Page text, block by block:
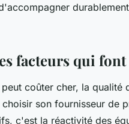
facteurs qui
coûter cher, la qualité
son fournisseur de
c'est la réactivité des